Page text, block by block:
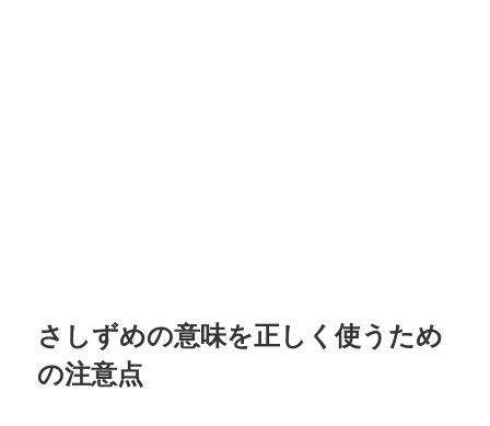
さしずめの意味を正しく使うため
の注意点